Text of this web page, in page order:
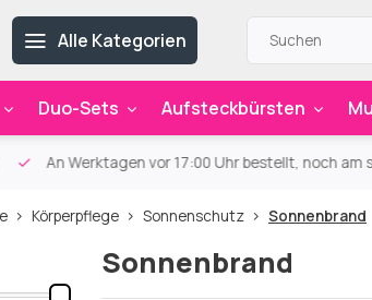
Alle Kategorien
Duo-Sets Aufsteckbürsten
bestellt, noch am selben Tag versandt
Körperpflege Sonnenschutz Sonnenbrand
Sonnenbrand